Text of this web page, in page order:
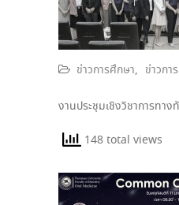
ข่าวการศึกษา, ข่าวกา
งานประชุมเชิงวิชาการทา
148 total views